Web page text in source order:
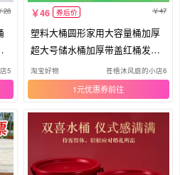
28
5
46 券后价 47
塑料大桶圆形家用大容量桶加厚
超大号储水桶加厚带盖红桶发酵
胶桶
淘宝好物 苍梧沐风庭的小店6
1元优惠券